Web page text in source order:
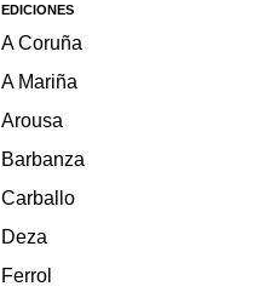
EDICIONES
A Coruña
A Mariña
Arousa
Barbanza
Carballo
Deza
Ferrol